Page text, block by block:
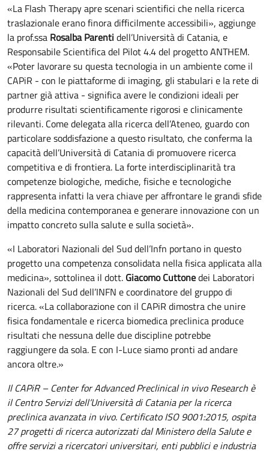
«La Flash Therapy apre scenari scientifici che nella ricerca
traslazionale erano finora difficilmente accessibili», aggiunge
la prof.ssa Rosalba Parenti dell’Università di Catania, e
Responsabile Scientifica del Pilot 4.4 del progetto ANTHEM.
«Poter lavorare su questa tecnologia in un ambiente come il
CAPiR - con le piattaforme di imaging, gli stabulari e la rete di
partner già attiva - significa avere le condizioni ideali per
produrre risultati scientificamente rigorosi e clinicamente
rilevanti. Come delegata alla ricerca dell’Ateneo, guardo con
particolare soddisfazione a questo risultato, che conferma la
capacità dell’Università di Catania di promuovere ricerca
competitiva e di frontiera. La forte interdisciplinarità tra
competenze biologiche, mediche, fisiche e tecnologiche
rappresenta infatti la vera chiave per affrontare le grandi sfide
della medicina contemporanea e generare innovazione con un
impatto concreto sulla salute e sulla società».
«I Laboratori Nazionali del Sud dell’Infn portano in questo
progetto una competenza consolidata nella fisica applicata alla
medicina», sottolinea il dott. Giacomo Cuttonedei Laboratori
Nazionali del Sud dell’INFN e coordinatore del gruppo di
ricerca. «La collaborazione con il CAPiR dimostra che unire
fisica fondamentale e ricerca biomedica preclinica produce
risultati che nessuna delle due discipline potrebbe
raggiungere da sola. E con I-Luce siamo pronti ad andare
ancora oltre.»
Il CAPiR – Center for Advanced Preclinical in vivo Research è
il Centro Servizi dell’Università di Catania per la ricerca
preclinica avanzata in vivo. Certificato ISO 9001:2015, ospita
27 progetti di ricerca autorizzati dal Ministero della Salute e
offre servizi a ricercatori universitari, enti pubblici e industria